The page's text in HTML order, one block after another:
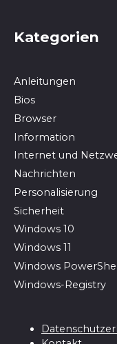
Kategorien
Anleitungen
Bios
Browser
In­for­ma­ti­on
Internet und
Nachrichten
Personalisierung
Sicherheit
Windows 10
Windows 11
Windows
Windows-Registry